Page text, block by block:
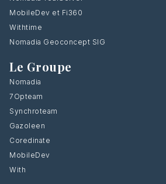
MobileDev et Fi360
Withtime
Nomadia Geoconcept SIG
Le Groupe
Nomadia
7Opteam
Synchroteam
Gazoleen
Coredinate
MobileDev
With